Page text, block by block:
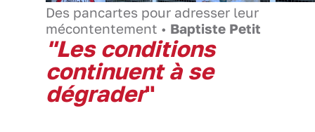
Des pancartes pour adresser leur
mécontentement • Baptiste Petit
"Les conditions
continuent à se
dégrader"